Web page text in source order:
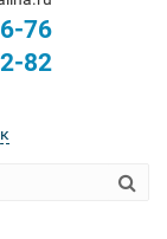
76
82